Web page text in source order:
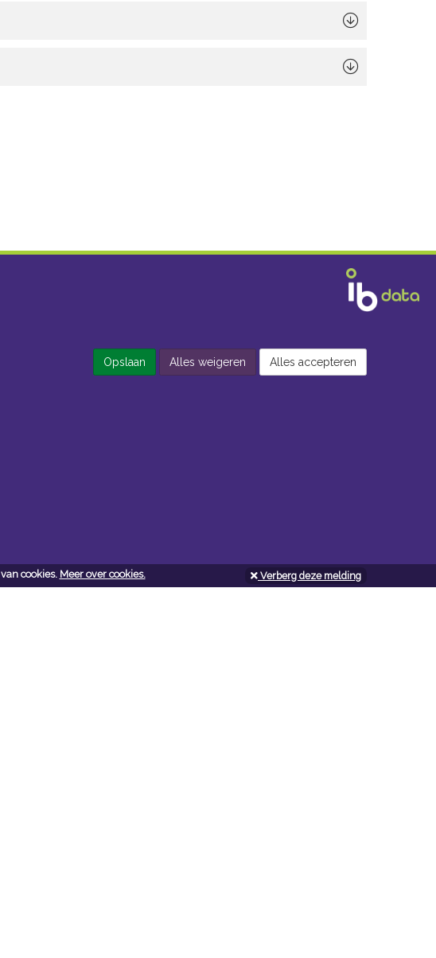
cookies. Meer over cookies. Verberg deze melding
Opslaan Alles weigeren Alles accepteren